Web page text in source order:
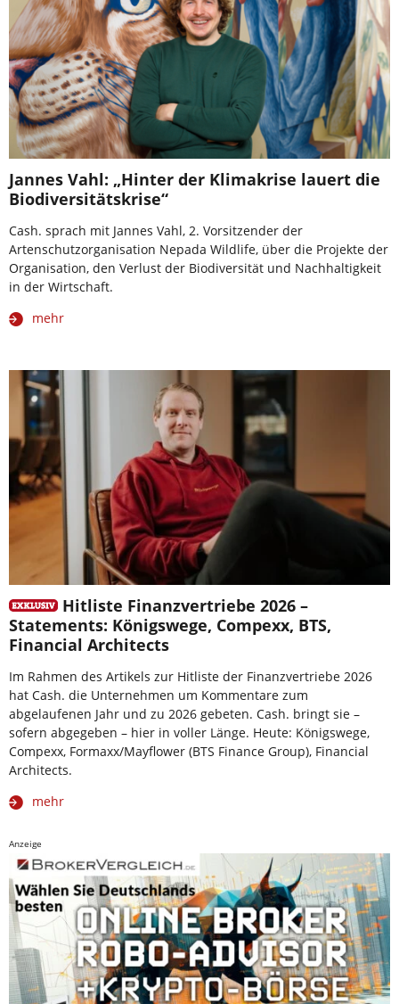
Jannes Vahl: „Hinter der Klimakrise lauert die
Biodiversitätskrise“
Cash. sprach mit Jannes Vahl, 2. Vorsitzender der
Artenschutzorganisation Nepada Wildlife, über die Projekte der
Organisation, den Verlust der Biodiversität und Nachhaltigkeit
in der Wirtschaft.
mehr
Hitliste Finanzvertriebe 2026 –
Statements: Königswege, Compexx, BTS,
Financial Architects
Im Rahmen des Artikels zur Hitliste der Finanzvertriebe 2026
hat Cash. die Unternehmen um Kommentare zum
abgelaufenen Jahr und zu 2026 gebeten. Cash. bringt sie –
sofern abgegeben – hier in voller Länge. Heute: Königswege,
Compexx, Formaxx/Mayflower (BTS Finance Group), Financial
Architects.
mehr
Anzeige